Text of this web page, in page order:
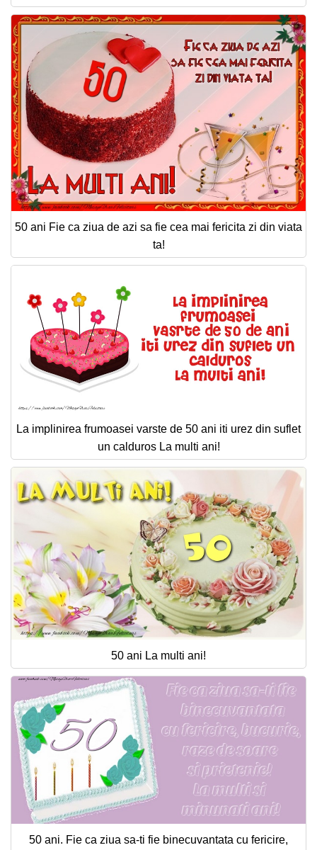
50 ani Fie ca ziua de azi sa fie cea mai fericita zi din viata
ta!
La implinirea frumoasei varste de 50 ani iti urez din suflet
un calduros La multi ani!
50 ani La multi ani!
50 ani. Fie ca ziua sa-ti fie binecuvantata cu fericire,